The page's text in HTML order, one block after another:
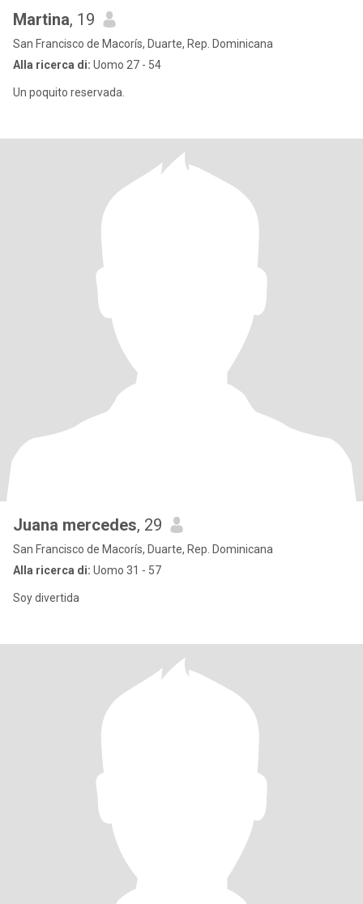
Martina, 19
San Francisco de Macorís, Duarte, Rep. Dominicana
Alla ricerca di: Uomo 27 - 54
Un poquito reservada.
Juana mercedes, 29
San Francisco de Macorís, Duarte, Rep. Dominicana
Alla ricerca di: Uomo 31 - 57
Soy divertida